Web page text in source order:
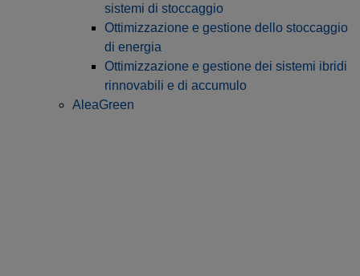
sistemi di stoccaggio
Ottimizzazione e gestione dello stoccaggio
di energia
Ottimizzazione e gestione dei sistemi ibridi
rinnovabili e di accumulo
AleaGreen